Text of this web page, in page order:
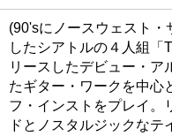
(90'sにノースウェスト
したシアトルの４人組「
リースしたデビュー・ア
たギター・ワークを中心
フ・インストをプレイ。
ドとノスタルジックな